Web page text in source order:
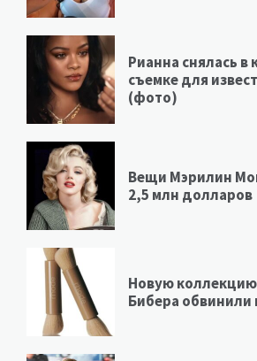
Рианна снялась в
съемке для
(фото)
Вещи Мэрилин
2,5 млн долларов
Новую коллекцию
Бибера обвинили